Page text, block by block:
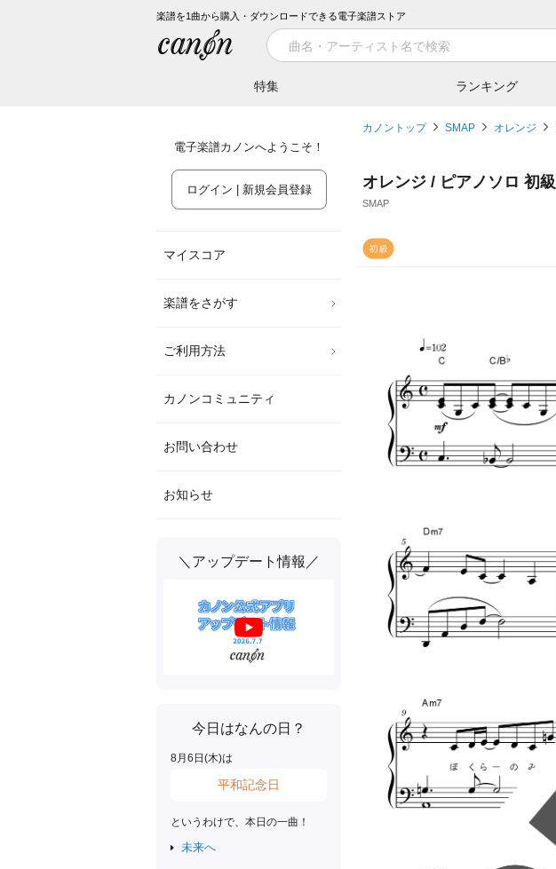
楽譜を1曲から購入・ダウンロードできる電子楽譜ストア
特集 ランキング
電子楽譜カノンへようこそ！
ログイン | 新規会員登録
マイスコア
楽譜をさがす
ご利用方法
カノンコミュニティ
お問い合わせ
お知らせ
＼アップデート情報／
今日はなんの日？
8月 6 日(木)は
平和記念日
というわけで、本日の一曲！
未来へ
カノントップ SMAP オレンジ
オレンジ / ピアノソロ 初級
SMAP